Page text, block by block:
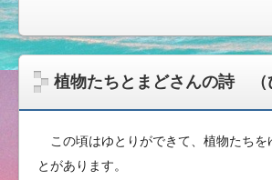
植物たちとまどさんの詩 （
この頃はゆとりができて、植物たちを
とがあります。